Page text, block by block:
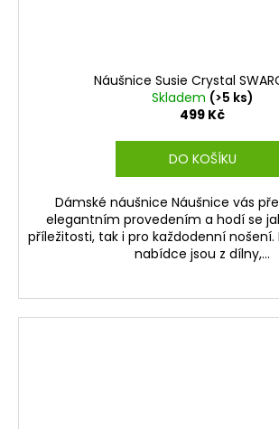
Náušnice Susie Crystal
Skladem (>5 ks)
499 Kč
DO KOŠÍKU
Dámské náušnice Náušnice vás
elegantním provedením a hodí se
příležitosti, tak i pro každodenní nošení.
nabídce jsou z dílny,...